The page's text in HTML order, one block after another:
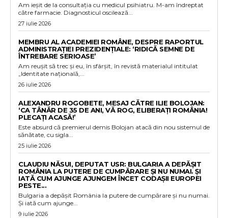
Am ieșit de la consultația cu medicul psihiatru. M-am îndreptat
către farmacie. Diagnosticul oscilează...
27 iulie 2026
MEMBRU AL ACADEMIEI ROMÂNE, DESPRE RAPORTUL
ADMINISTRAȚIEI PREZIDENȚIALE: ‘RIDICĂ SEMNE DE
ÎNTREBARE SERIOASE’
Am reușit să trec și eu, în sfârșit, în revistă materialul intitulat
„Identitate națională,...
26 iulie 2026
ALEXANDRU ROGOBETE, MESAJ CĂTRE ILIE BOLOJAN:
‘CA TÂNĂR DE 35 DE ANI, VĂ ROG, ELIBERAȚI ROMÂNIA!
PLECAȚI ACASĂ!’
Este absurd că premierul demis Bolojan atacă din nou sistemul de
sănătate, cu sigla...
25 iulie 2026
CLAUDIU NĂSUI, DEPUTAT USR: BULGARIA A DEPĂȘIT
ROMÂNIA LA PUTERE DE CUMPĂRARE ȘI NU NUMAI. ȘI
IATĂ CUM AJUNGE AJUNGEM ÎNCET CODAȘII EUROPEI
PESTE...
Bulgaria a depășit România la putere de cumpărare și nu numai.
Și iată cum ajunge...
9 iulie 2026